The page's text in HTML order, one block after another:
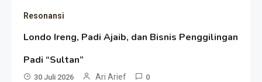
Resonansi
Londo Ireng, Padi Ajaib, dan Bisnis Penggilingan
Padi “Sultan”
30 Juli 2026 Ari Arief 0
Resonansi
Seri 1: Republik Karang